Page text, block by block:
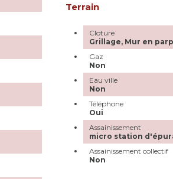
Terrain
Cloture
Grillage, Mur en
Gaz
Non
Eau ville
Non
Téléphone
Oui
Assainissement
micro station
Assainissement collectif
Non